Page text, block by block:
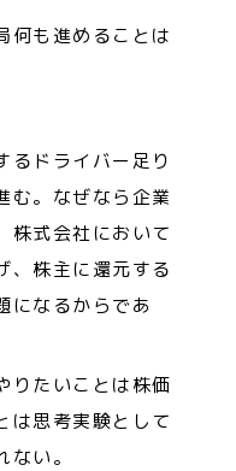
何も進めることは
るドライバー足り
む。なぜなら企業
株式会社において
、株主に還元する
になるからであ
りたいことは株価
は思考実験として
い。